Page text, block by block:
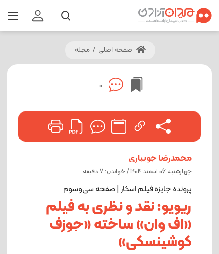
صفحه اصلی / مجله
0
محمدرضا جویباری
چهارشنبه 06 اسفند 1404 / خواندن: 7 دقیقه
پرونده جایزه فیلم اسکار | صفحه سی‌و‌سوم
ریویو: نقد و نظری به فیلم
«اف وان» ساخته «جوزف
کوشینسکی»